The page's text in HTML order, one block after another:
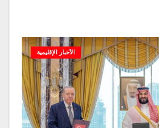
الأخبار الإقليمية